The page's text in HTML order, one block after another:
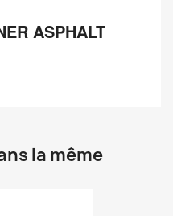
ASPHALT
la même